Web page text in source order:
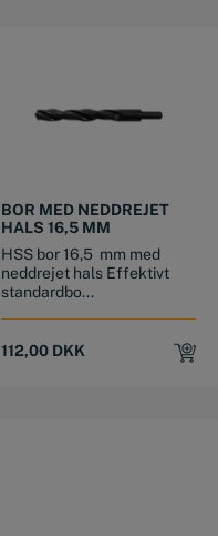
BOR MED NEDDREJET
HALS 16,5 MM
HSS bor 16,5 mm med
neddrejet hals Effektivt
standardbo...
112,00 DKK